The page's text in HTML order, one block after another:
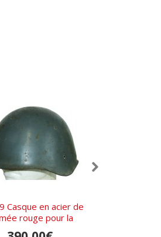
Casque en acier de
rouge pour la
marine